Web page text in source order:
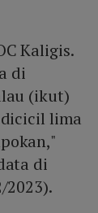
Kaligis.
di
(ikut)
lima
di
2023).